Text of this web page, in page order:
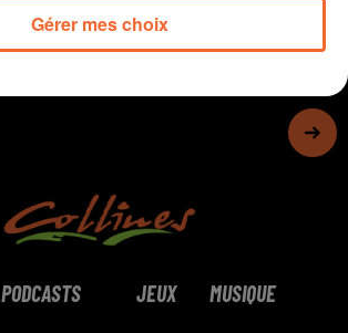
PODCASTS JEUX MUSIQUE
Gérer mes choix